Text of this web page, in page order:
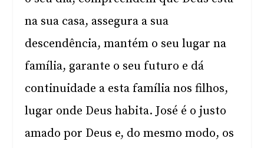
na sua casa, assegura a sua
descendência, mantém o seu lugar na
família, garante o seu futuro e dá
continuidade a esta família nos filhos,
lugar onde Deus habita. José é o justo
amado por Deus e, do mesmo modo, os